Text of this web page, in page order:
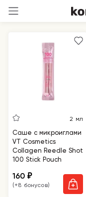
2 мл
Саше с микроиглами
VT Cosmetics
Collagen Reedle Shot
100 Stick Pouch
160₽
(+8 бонусов)